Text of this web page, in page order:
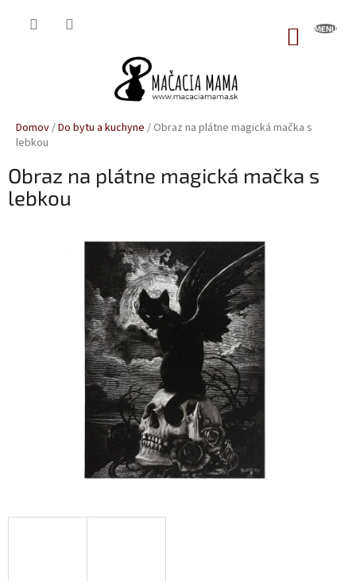
Domov/Do bytu a kuchyne / Obraz na plátne magická mačka s
lebkou
Obraz na plátne magická mačka s
lebkou